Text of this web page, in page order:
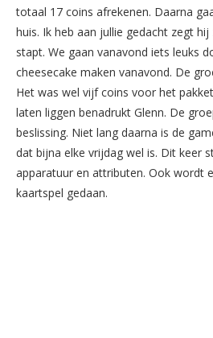
totaal 17 coins afrekenen. Daarna
huis. Ik heb aan jullie gedacht zegt
stapt. We gaan vanavond iets leuks
cheesecake maken vanavond. De
Het was wel vijf coins voor het
laten liggen benadrukt Glenn. De
beslissing. Niet lang daarna is de
dat bijna elke vrijdag wel is. Dit keer
apparatuur en attributen. Ook wordt
kaartspel gedaan.